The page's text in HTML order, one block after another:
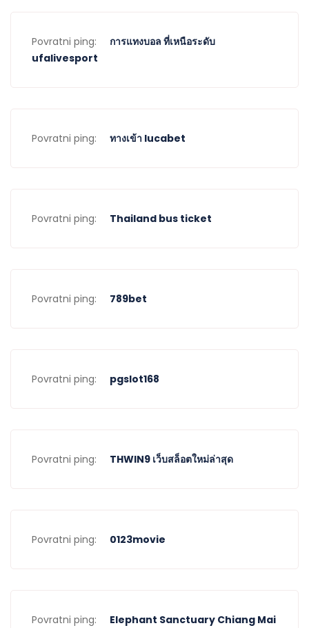
Povratni ping:
การแทงบอล ที่เหนือระดับ
ufalivesport
Povratni ping: ทางเข้า lucabet
Povratni ping: Thailand bus ticket
Povratni ping: 789bet
Povratni ping: pgslot168
Povratni ping: THWIN9 เว็บสล็อตใหม่ล่าสุด
Povratni ping: 0123movie
Povratni ping: Elephant Sanctuary Chiang Mai